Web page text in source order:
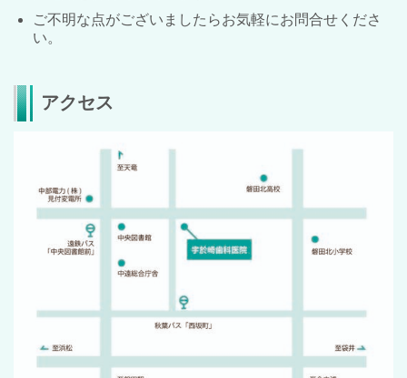
ご不明な点がございましたらお気軽にお問合せくださ
い。
アクセス